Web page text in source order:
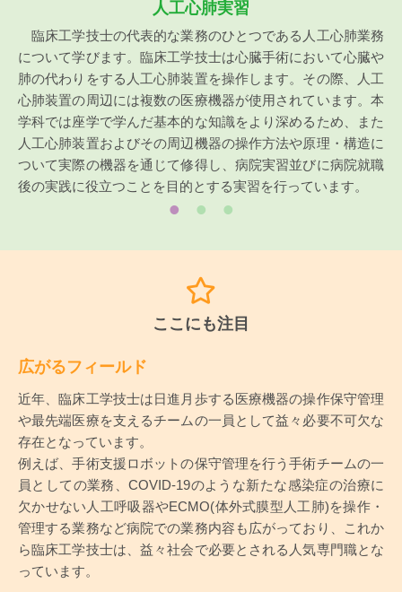
人工心肺実習
臨床工学技士の代表的な業務のひとつである人工心肺業務
について学びます。臨床工学技士は心臓手術において心臓や
肺の代わりをする人工心肺装置を操作します。その際、人工
心肺装置の周辺には複数の医療機器が使用されています。本
学科では座学で学んだ基本的な知識をより深めるため、また
人工心肺装置およびその周辺機器の操作方法や原理・構造に
ついて実際の機器を通じて修得し、病院実習並びに病院就職
後の実践に役立つことを目的とする実習を行っています。
ここにも注目
広がるフィールド
近年、臨床工学技士は日進月歩する医療機器の操作保守管理
や最先端医療を支えるチームの一員として益々必要不可欠な
存在となっています。
例えば、手術支援ロボットの保守管理を行う手術チームの一
員としての業務、COVID-19のような新たな感染症の治療に
欠かせない人工呼吸器やECMO(体外式膜型人工肺)を操作・
管理する業務など病院での業務内容も広がっており、これか
ら臨床工学技士は、益々社会で必要とされる人気専門職とな
っています。